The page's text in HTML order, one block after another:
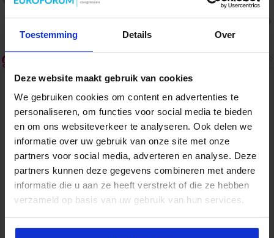
Toestemming Details Over
Deze website maakt gebruik van cookies
We gebruiken cookies om content en advertenties te
personaliseren, om functies voor social media te bieden
en om ons websiteverkeer te analyseren. Ook delen we
informatie over uw gebruik van onze site met onze
partners voor social media, adverteren en analyse. Deze
partners kunnen deze gegevens combineren met andere
informatie die u aan ze heeft verstrekt of die ze hebben
verzameld op basis van uw gebruik van hun services.
Zit je langer dan dat je slaapt?
assistants: de voordelen
Gerelateerde Artikelen